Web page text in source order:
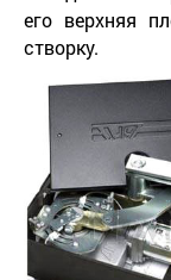
его верхняя
створку.